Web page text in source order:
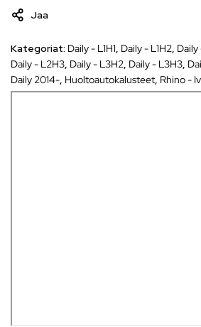
Jaa
Kategoriat: Daily - L1H1, Daily - L1H2, Daily
Daily - L2H3, Daily - L3H2, Daily - L3H3,
Daily 2014-, Huoltoautokalusteet, Rhino -